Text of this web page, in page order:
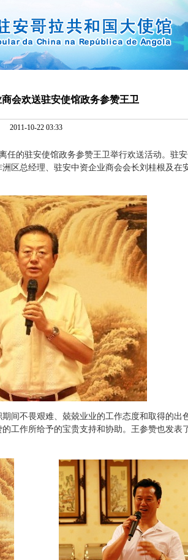
会欢送驻安使馆政务参赞王卫
2011-10-22 03:33
的驻安使馆政务参赞王卫举行欢送活动。驻安
区总经理、驻安中资企业商会会长刘桂根及在
不畏艰难、兢兢业业的工作态度和取得的出
工作所给予的宝贵支持和协助。王参赞也发表